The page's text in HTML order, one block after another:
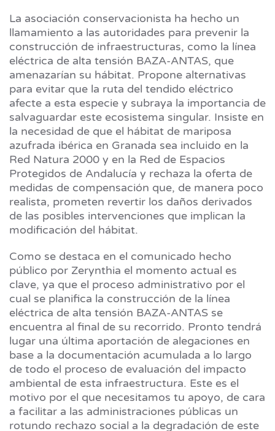
La asociación conservacionista ha hecho un
llamamiento a las autoridades para prevenir la
construcción de infraestructuras, como la línea
eléctrica de alta tensión BAZA-ANTAS, que
amenazarían su hábitat. Propone alternativas
para evitar que la ruta del tendido eléctrico
afecte a esta especie y subraya la importancia de
salvaguardar este ecosistema singular. Insiste en
la necesidad de que el hábitat de mariposa
azufrada ibérica en Granada sea incluido en la
Red Natura 2000 y en la Red de Espacios
Protegidos de Andalucía y rechaza la oferta de
medidas de compensación que, de manera poco
realista, prometen revertir los daños derivados
de las posibles intervenciones que implican la
modificación del hábitat.
Como se destaca en el comunicado hecho
público por Zerynthia el momento actual es
clave, ya que el proceso administrativo por el
cual se planifica la construcción de la línea
eléctrica de alta tensión BAZA-ANTAS se
encuentra al final de su recorrido. Pronto tendrá
lugar una última aportación de alegaciones en
base a la documentación acumulada a lo largo
de todo el proceso de evaluación del impacto
ambiental de esta infraestructura. Este es el
motivo por el que necesitamos tu apoyo, de cara
a facilitar a las administraciones públicas un
rotundo rechazo social a la degradación de este